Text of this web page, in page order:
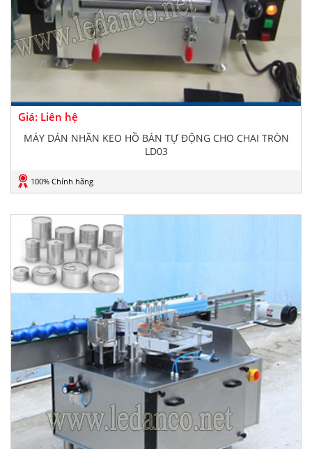
Giá: Liên hệ
MÁY DÁN NHÃN KEO HỒ BÁN TỰ ĐỘNG CHO CHAI TRÒN
LD03
100% Chính hãng